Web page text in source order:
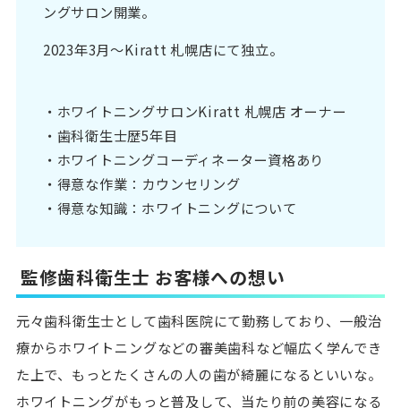
ングサロン開業。
2023年3月〜Kiratt 札幌店にて独立。
・ホワイトニングサロンKiratt 札幌店 オーナー
・歯科衛生士歴5年目
・ホワイトニングコーディネーター資格あり
・得意な作業：カウンセリング
・得意な知識：ホワイトニングについて
監修歯科衛生士 お客様への想い
元々歯科衛生士として歯科医院にて勤務しており、一般治
療からホワイトニングなどの審美歯科など幅広く学んでき
た上で、もっとたくさんの人の歯が綺麗になるといいな。
ホワイトニングがもっと普及して、当たり前の美容になる